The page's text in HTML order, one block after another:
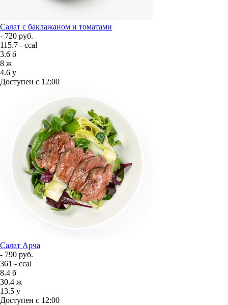
Салат с баклажаном и томатами
- 720 руб.
115.7 - ccal
3.6 б
8 ж
4.6 у
Доступен с 12:00
Салат Арча
- 790 руб.
361 - ccal
8.4 б
30.4 ж
13.5 у
Доступен с 12:00